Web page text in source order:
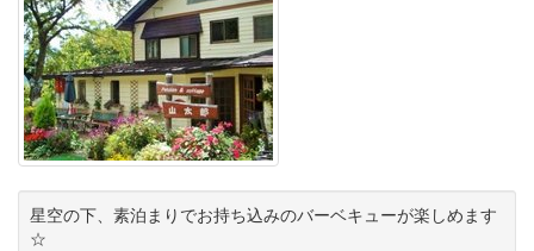
星空の下、素泊まりでお持ち込みのバーベキューが楽しめます
☆